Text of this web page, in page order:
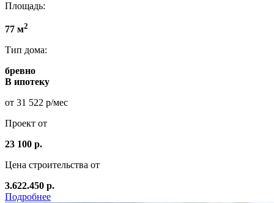
Площадь:
77 м2
Тип дома:
бревно
В ипотеку
от 31 522 р/мес
Проект от
23 100 р.
Цена строительства от
3.622.450 р.
Подробнее